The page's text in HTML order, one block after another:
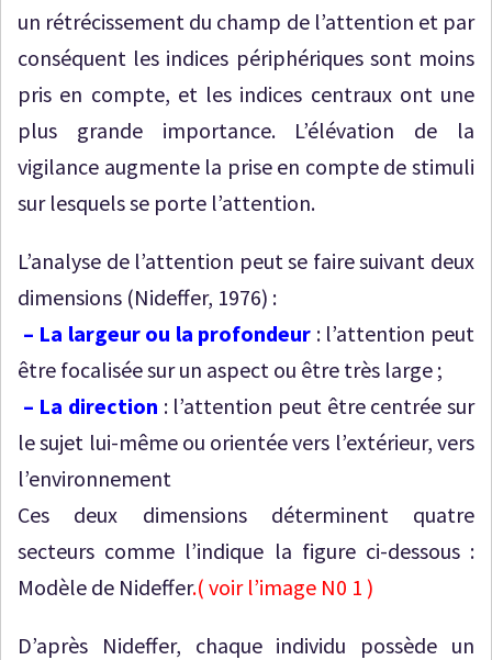
un rétrécissement du champ de l’attention et par
conséquent les indices périphériques sont moins
pris en compte, et les indices centraux ont une
plus grande importance. L’élévation de la
vigilance augmente la prise en compte de stimuli
sur lesquels se porte l’attention.
L’analyse de l’attention peut se faire suivant deux
dimensions (Nideffer, 1976) :
– La largeur ou la profondeur : l’attention peut
être focalisée sur un aspect ou être très large ;
– La direction : l’attention peut être centrée sur
le sujet lui-même ou orientée vers l’extérieur, vers
l’environnement
Ces deux dimensions déterminent quatre
secteurs comme l’indique la figure ci-dessous :
Modèle de Nideffer.( voir l’image N0 1 )
D’après Nideffer, chaque individu possède un